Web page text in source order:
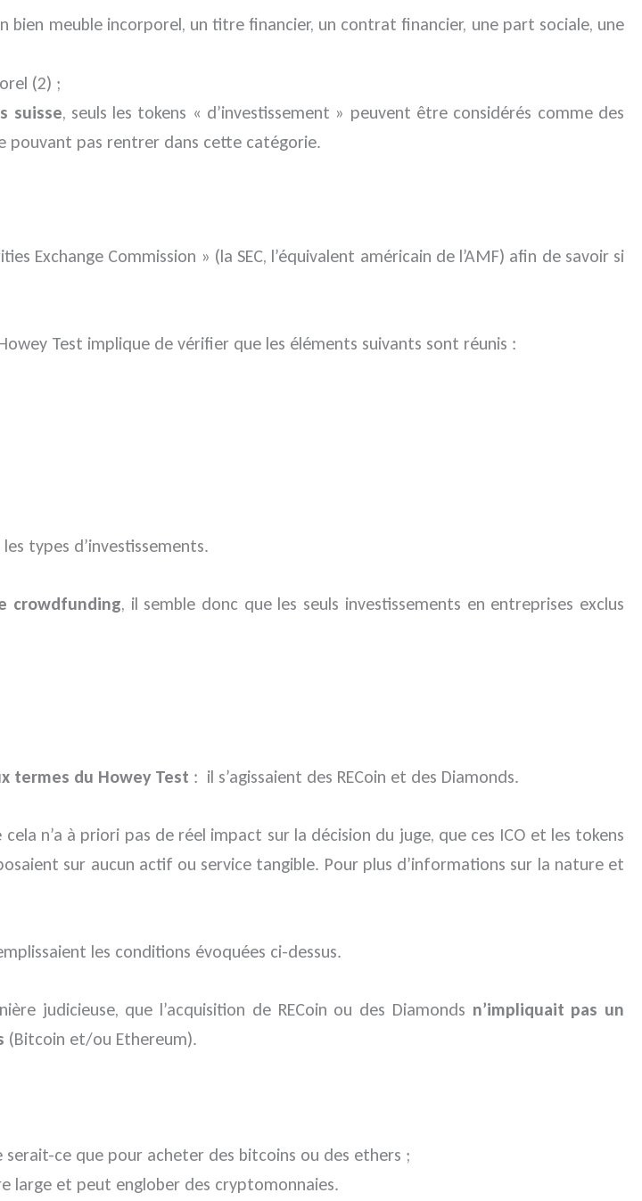
bien meuble incorporel, un titre financier, un contrat financier, une part sociale, une
(2) ;
suisse, seuls les tokens « d’investissement » peuvent être considérés comme des
pouvant pas rentrer dans cette catégorie.
Exchange Commission » (la SEC, l’équivalent américain de l’AMF) afin de savoir si
Test implique de vérifier que les éléments suivants sont réunis :
types d’investissements.
crowdfunding, il semble donc que les seuls investissements en entreprises exclus
termes du Howey Test : il s’agissaient des RECoin et des Diamonds.
n’a à priori pas de réel impact sur la décision du juge, que ces ICO et les tokens
sur aucun actif ou service tangible. Pour plus d’informations sur la nature et
les conditions évoquées ci-dessus.
judicieuse, que l’acquisition de RECoin ou des Diamonds n’impliquait pas un
(Bitcoin et/ou Ethereum).
serait-ce que pour acheter des bitcoins ou des ethers ;
large et peut englober des cryptomonnaies.